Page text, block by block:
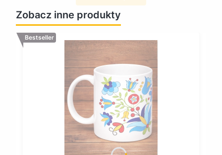
Zobacz inne produkty
Bestseller